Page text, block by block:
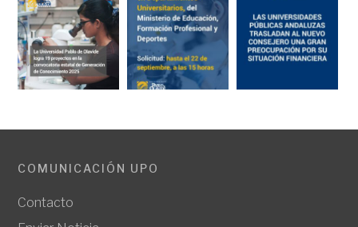
COMUNICACIÓN UPO
Contacto